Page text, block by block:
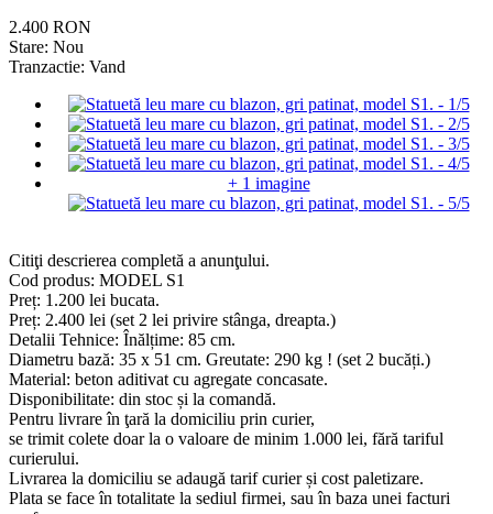
2.400 RON
Stare: Nou
Tranzactie: Vand
+ 1 imagine
Citiţi descrierea completă a anunţului.
Cod produs: MODEL S1
Preț: 1.200 lei bucata.
Preț: 2.400 lei (set 2 lei privire stânga, dreapta.)
Detalii Tehnice: Înălțime: 85 cm.
Diametru bază: 35 x 51 cm. Greutate: 290 kg ! (set 2 bucăți.)
Material: beton aditivat cu agregate concasate.
Disponibilitate: din stoc și la comandă.
Pentru livrare în ţară la domiciliu prin curier,
se trimit colete doar la o valoare de minim 1.000 lei, fără tariful
curierului.
Livrarea la domiciliu se adaugă tarif curier și cost paletizare.
Plata se face în totalitate la sediul firmei, sau în baza unei facturi